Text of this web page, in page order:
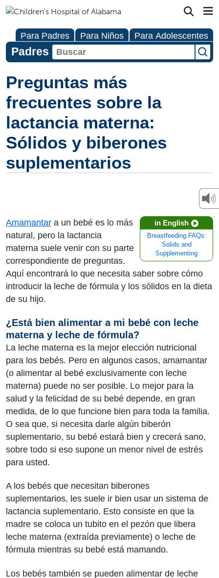
Para Padres Para Niños Para Adolescentes
Padres
Preguntas más
frecuentes sobre la
lactancia materna:
Sólidos y biberones
suplementarios
in English
Breastfeeding FAQs:
Solids and
Supplementing
Amamantar a un bebé es lo más
natural, pero la lactancia
materna suele venir con su parte
correspondiente de preguntas.
Aquí encontrará lo que necesita saber sobre cómo
introducir la leche de fórmula y los sólidos en la dieta
de su hijo.
¿Está bien alimentar a mi bebé con leche
materna y leche de fórmula?
La leche materna es la mejor elección nutricional
para los bebés. Pero en algunos casos, amamantar
(o alimentar al bebé exclusivamente con leche
materna) puede no ser posible. Lo mejor para la
salud y la felicidad de su bebé depende, en gran
medida, de lo que funcione bien para toda la familia.
O sea que, si necesita darle algún biberón
suplementario, su bebé estará bien y crecerá sano,
sobre todo si eso supone un menor nivel de estrés
para usted.
A los bebés que necesitan biberones
suplementarios, les suele ir bien usar un sistema de
lactancia suplementario. Esto consiste en que la
madre se coloca un tubito en el pezón que libera
leche materna (extraída previamente) o leche de
fórmula mientras su bebé está mamando.
Los bebés también se pueden alimentar de leche